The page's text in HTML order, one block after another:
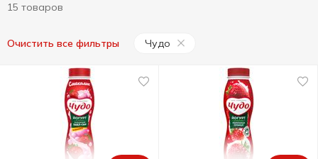
15 товаров
Очистить все фильтры Чудо